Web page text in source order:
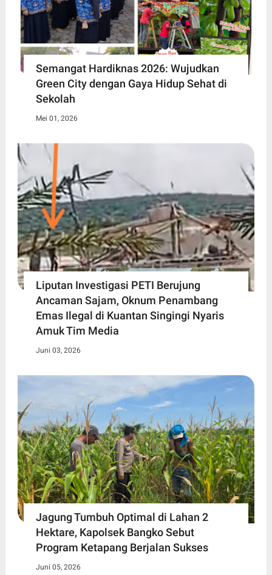
Semangat Hardiknas 2026: Wujudkan
Green City dengan Gaya Hidup Sehat di
Sekolah
Mei 01, 2026
Liputan Investigasi PETI Berujung
Ancaman Sajam, Oknum Penambang
Emas Ilegal di Kuantan Singingi Nyaris
Amuk Tim Media
Juni 03, 2026
Jagung Tumbuh Optimal di Lahan 2
Hektare, Kapolsek Bangko Sebut
Program Ketapang Berjalan Sukses
Juni 05, 2026